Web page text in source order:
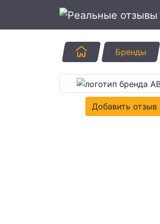
ГлавнаяБренды
Добавить отзыв